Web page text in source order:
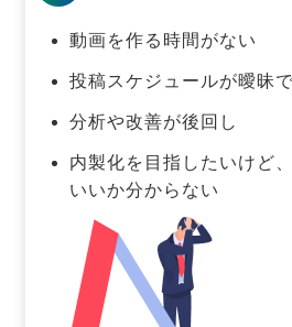
動画を作る時間がない
投稿スケジュールが曖昧
分析や改善が後回し
内製化を目指したいけど
いいか分からない